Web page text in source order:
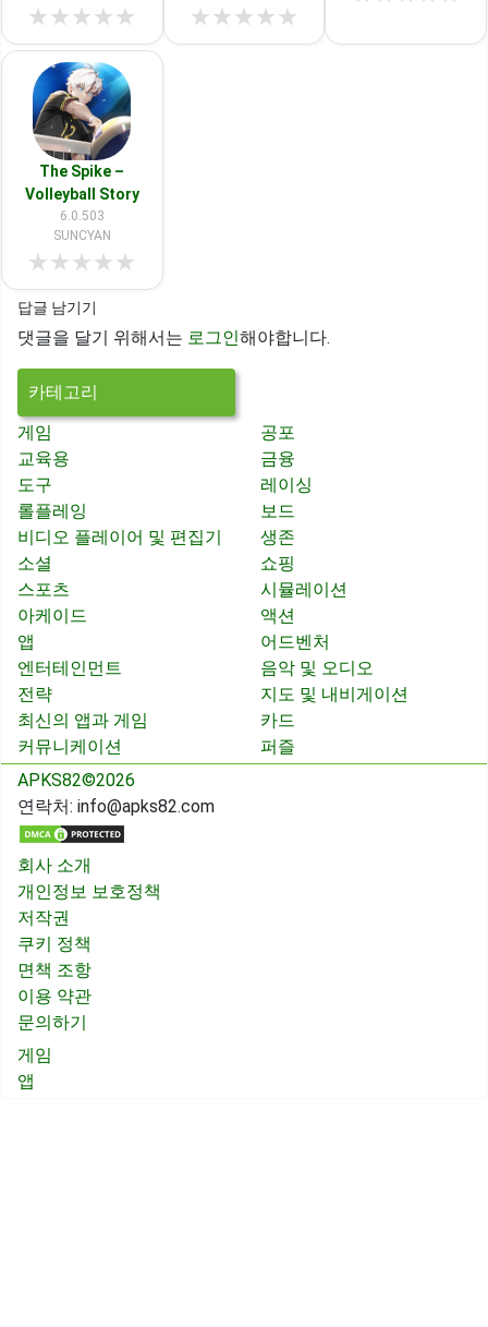
★★★★★ ★★★★★
The Spike –
Volleyball Story
6.0.503
SUNCYAN
★★★★★
답글 남기기
댓글을 달기 위해서는 로그인해야합니다.
카테고리
게임
공포
교육용
금융
도구
레이싱
롤플레잉
보드
비디오 플레이어 및 편집기
생존
소셜
쇼핑
스포츠
시뮬레이션
아케이드
액션
앱
어드벤처
엔터테인먼트
음악 및 오디오
전략
지도 및 내비게이션
최신의 앱과 게임
카드
커뮤니케이션
퍼즐
APKS82©2026
연락처: info@apks82.com
회사 소개
개인정보 보호정책
저작권
쿠키 정책
면책 조항
이용 약관
문의하기
게임
앱